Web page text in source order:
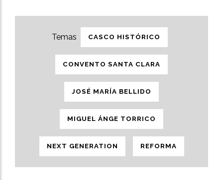
CASCO HISTÓRICO
CONVENTO SANTA CLARA
JOSÉ MARÍA BELLIDO
MIGUEL ÁNGE TORRICO
NEXT GENERATION REFORMA